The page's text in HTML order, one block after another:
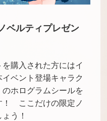
ベルティプレゼン
購入された方にはイ
ベント登場キャラク
ホログラムシールを
！ ここだけの限定ノ
う！